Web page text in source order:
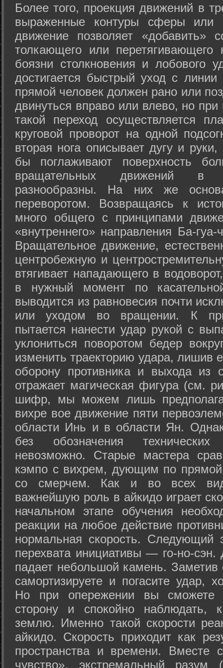
Более того, проекция движений в
выраженные контуры сферы или
движение позволяет «добавить»
толкающего или перетягивающего
боязни столкновения и лобового
достигается быстрый уход с
прямой человек должен рано или
двинуться вправо или влево, но
такой переход осуществляется
круговой проворот на одной
вторая нога описывает дугу и
бы поглаживают поверхность
вращательных движений в
разнообразны. На них же
переворотом. Возвращаясь к
много общего с принципами
«внутреннего» направления Ба-
Вращательное движение,
центробежную и
втягивает нападающего в
в нужный момент по
выводится из равновесия почти
или уходом во вращении. К
пытается нанести удар рукой с
уклониться поворотом бедер
изменить траекторию удара, лишив
оборону противника и выхода из
отражает магическая фигура (см.
шифр, мы можем лишь
вихре вое движение пяти
области Инь и в области Ян.
без обозначения
невозможно. Старые мастера
кэмпо с вихрем, дующим по
со смерчем. Как и во всех
важнейшую роль в айкидо играет
начальном этапе обучения
реакции на любое действие
нормальная скорость.
перехвата инициативы — го-но-
падает небольшой камень.
самортизируете и погасите удар,
Но при опережении вы сможете
сторону и спокойно наблюдать,
землю. Именно такой скорости
айкидо. Скорость приходит как
пространства и времени. Вместе
чувство», экстремальный разум